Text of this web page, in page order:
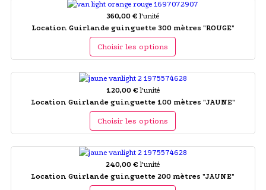
360,00 € l'unité
Location Guirlande guinguette 300 mètres "ROUGE"
Choisir les options
120,00 € l'unité
Location Guirlande guinguette 100 mètres "JAUNE"
Choisir les options
240,00 € l'unité
Location Guirlande guinguette 200 mètres "JAUNE"